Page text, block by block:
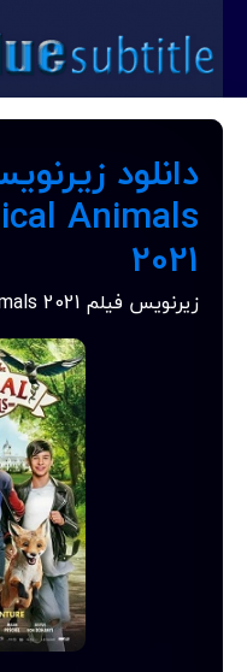
دانلود
Animals
2021
زیرنویس فیلم School of Magical Animals 2021